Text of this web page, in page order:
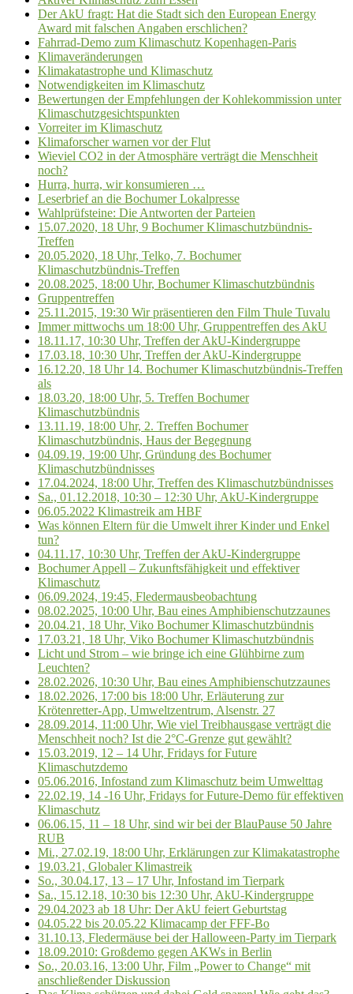
Der AkU fragt: Hat die Stadt sich den European Energy
Award mit falschen Angaben erschlichen?
Fahrrad-Demo zum Klimaschutz Kopenhagen-Paris
Klimaveränderungen
Klimakatastrophe und Klimaschutz
Notwendigkeiten im Klimaschutz
Bewertungen der Empfehlungen der Kohlekommission unter
Klimaschutzgesichtspunkten
Vorreiter im Klimaschutz
Klimaforscher warnen vor der Flut
Wieviel CO2 in der Atmosphäre verträgt die Menschheit
noch?
Hurra, hurra, wir konsumieren …
Leserbrief an die Bochumer Lokalpresse
Wahlprüfsteine: Die Antworten der Parteien
15.07.2020, 18 Uhr, 9 Bochumer Klimaschutzbündnis-
Treffen
20.05.2020, 18 Uhr, Telko, 7. Bochumer
Klimaschutzbündnis-Treffen
20.08.2025, 18:00 Uhr, Bochumer Klimaschutzbündnis
Gruppentreffen
25.11.2015, 19:30 Wir präsentieren den Film Thule Tuvalu
Immer mittwochs um 18:00 Uhr, Gruppentreffen des AkU
18.11.17, 10:30 Uhr, Treffen der AkU-Kindergruppe
17.03.18, 10:30 Uhr, Treffen der AkU-Kindergruppe
16.12.20, 18 Uhr 14. Bochumer Klimaschutzbündnis-Treffen
als
18.03.20, 18:00 Uhr, 5. Treffen Bochumer
Klimaschutzbündnis
13.11.19, 18:00 Uhr, 2. Treffen Bochumer
Klimaschutzbündnis, Haus der Begegnung
04.09.19, 19:00 Uhr, Gründung des Bochumer
Klimaschutzbündnisses
17.04.2024, 18:00 Uhr, Treffen des Klimaschutzbündnisses
Sa., 01.12.2018, 10:30 – 12:30 Uhr, AkU-Kindergruppe
06.05.2022 Klimastreik am HBF
Was können Eltern für die Umwelt ihrer Kinder und Enkel
tun?
04.11.17, 10:30 Uhr, Treffen der AkU-Kindergruppe
Bochumer Appell – Zukunftsfähigkeit und effektiver
Klimaschutz
06.09.2024, 19:45, Fledermausbeobachtung
08.02.2025, 10:00 Uhr, Bau eines Amphibienschutzzaunes
20.04.21, 18 Uhr, Viko Bochumer Klimaschutzbündnis
17.03.21, 18 Uhr, Viko Bochumer Klimaschutzbündnis
Licht und Strom – wie bringe ich eine Glühbirne zum
Leuchten?
28.02.2026, 10:30 Uhr, Bau eines Amphibienschutzzaunes
18.02.2026, 17:00 bis 18:00 Uhr, Erläuterung zur
Krötenretter-App, Umweltzentrum, Alsenstr. 27
28.09.2014, 11:00 Uhr, Wie viel Treibhausgase verträgt die
Menschheit noch? Ist die 2°C-Grenze gut gewählt?
15.03.2019, 12 – 14 Uhr, Fridays for Future
Klimaschutzdemo
05.06.2016, Infostand zum Klimaschutz beim Umwelttag
22.02.19, 14 -16 Uhr, Fridays for Future-Demo für effektiven
Klimaschutz
06.06.15, 11 – 18 Uhr, sind wir bei der BlauPause 50 Jahre
RUB
Mi., 27.02.19, 18:00 Uhr, Erklärungen zur Klimakatastrophe
19.03.21, Globaler Klimastreik
So., 30.04.17, 13 – 17 Uhr, Infostand im Tierpark
Sa., 15.12.18, 10:30 bis 12:30 Uhr, AkU-Kindergruppe
29.04.2023 ab 18 Uhr: Der AkU feiert Geburtstag
04.05.22 bis 20.05.22 Klimacamp der FFF-Bo
31.10.13, Fledermäuse bei der Halloween-Party im Tierpark
18.09.2010: Großdemo gegen AKWs in Berlin
So., 20.03.16, 13:00 Uhr, Film „Power to Change“ mit
anschließender Diskussion